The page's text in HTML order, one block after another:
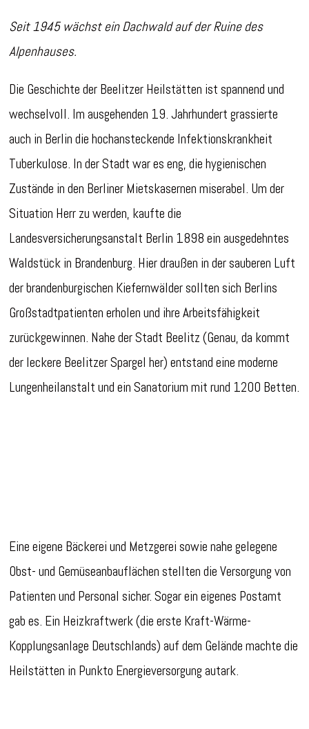
Seit 1945 wächst ein Dachwald auf der Ruine des
Alpenhauses.
Die Geschichte der Beelitzer Heilstätten ist spannend und
wechselvoll. Im ausgehenden 19. Jahrhundert grassierte
auch in Berlin die hochansteckende Infektionskrankheit
Tuberkulose. In der Stadt war es eng, die hygienischen
Zustände in den Berliner Mietskasernen miserabel. Um der
Situation Herr zu werden, kaufte die
Landesversicherungsanstalt Berlin 1898 ein ausgedehntes
Waldstück in Brandenburg. Hier draußen in der sauberen Luft
der brandenburgischen Kiefernwälder sollten sich Berlins
Großstadtpatienten erholen und ihre Arbeitsfähigkeit
zurückgewinnen. Nahe der Stadt Beelitz (Genau, da kommt
der leckere Beelitzer Spargel her) entstand eine moderne
Lungenheilanstalt und ein Sanatorium mit rund 1200 Betten.
Eine eigene Bäckerei und Metzgerei sowie nahe gelegene
Obst- und Gemüseanbauflächen stellten die Versorgung von
Patienten und Personal sicher. Sogar ein eigenes Postamt
gab es. Ein Heizkraftwerk (die erste Kraft-Wärme-
Kopplungsanlage Deutschlands) auf dem Gelände machte die
Heilstätten in Punkto Energieversorgung autark.